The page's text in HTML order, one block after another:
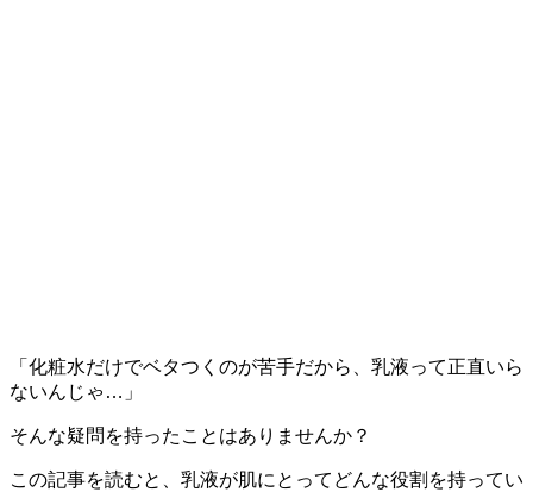
「化粧水だけでベタつくのが苦手だから、乳液って正直いら
ないんじゃ…」
そんな疑問を持ったことはありませんか？
この記事を読むと、乳液が肌にとってどんな役割を持ってい